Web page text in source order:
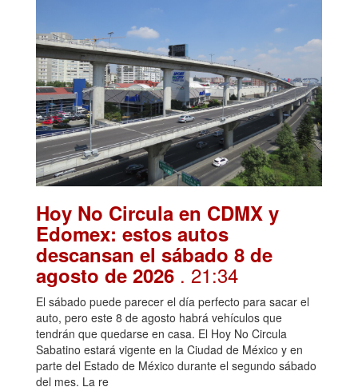
Hoy No Circula en CDMX y
Edomex: estos autos
descansan el sábado 8 de
agosto de 2026 . 21:34
El sábado puede parecer el día perfecto para sacar el
auto, pero este 8 de agosto habrá vehículos que
tendrán que quedarse en casa. El Hoy No Circula
Sabatino estará vigente en la Ciudad de México y en
parte del Estado de México durante el segundo sábado
del mes. La re